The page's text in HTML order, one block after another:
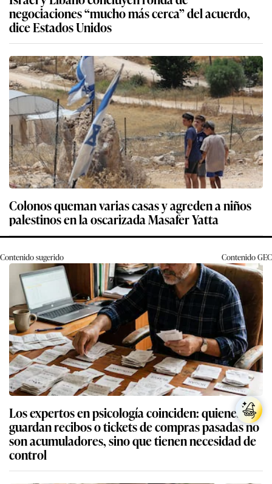
negociaciones “mucho más cerca” del acuerdo,
dice Estados Unidos
Colonos queman varias casas y agreden a niños
palestinos en la oscarizada Masafer Yatta
Contenido sugerido ContenidoGEC
Los expertos en psicología coinciden: quienes
guardan recibos o tickets de compras pasadas no
son acumuladores, sino que tienen necesidad de
control